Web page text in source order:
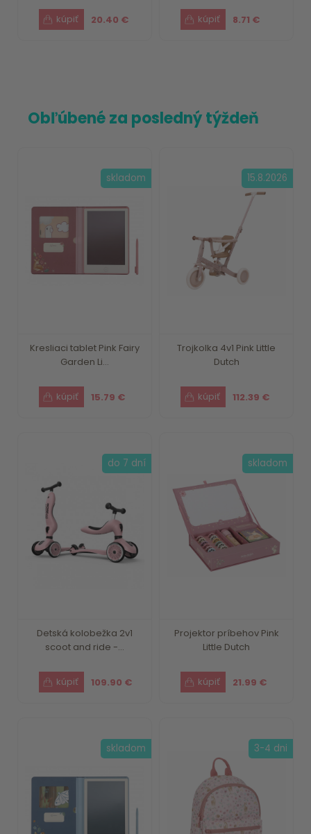
20.40 € 8.71 €
Obľúbené za posledný týždeň
Kresliaci tablet Pink Fairy
Garden Li...
15.79 €
skladom
Trojkolka 4v1 Pink Little
Dutch
112.39 €
15.8.2026
Detská kolobežka 2v1
scoot and ride -...
109.90 €
do 7 dní
Projektor príbehov Pink
Little Dutch
21.99 €
skladom
skladom 3-4 dni